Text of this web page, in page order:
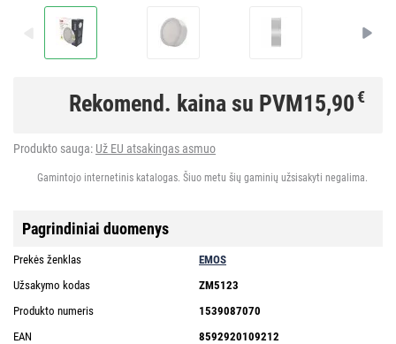
Rekomend. kaina su PVM15,90€
Produkto sauga: Už EU atsakingas asmuo
Gamintojo internetinis katalogas. Šiuo metu šių gaminių užsisakyti negalima.
Pagrindiniai duomenys
Prekės ženklas
EMOS
Užsakymo kodas
ZM5123
Produkto numeris
1539087070
EAN
8592920109212